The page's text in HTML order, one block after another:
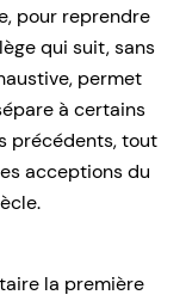
pour reprendre
qui suit, sans
permet
à certains
précédents, tout
acceptions du
la première